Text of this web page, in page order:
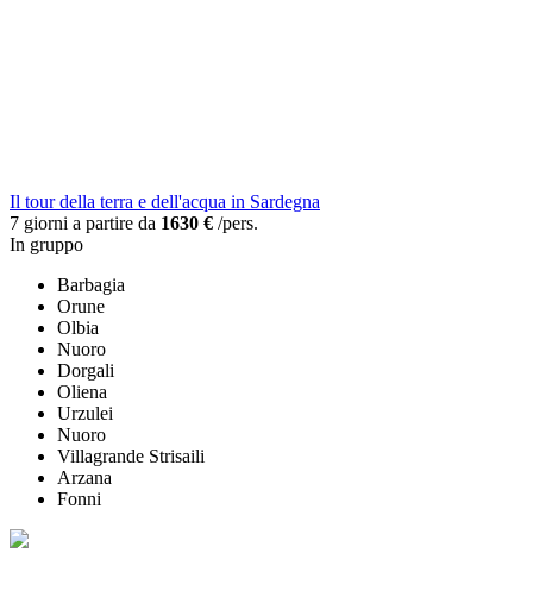
Il tour della terra e dell'acqua in Sardegna
7 giorni a partire da 1630 € /pers.
In gruppo
Barbagia
Orune
Olbia
Nuoro
Dorgali
Oliena
Urzulei
Nuoro
Villagrande Strisaili
Arzana
Fonni